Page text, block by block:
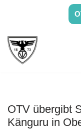
Inhalt
springen
OTV übergibt
Känguru in